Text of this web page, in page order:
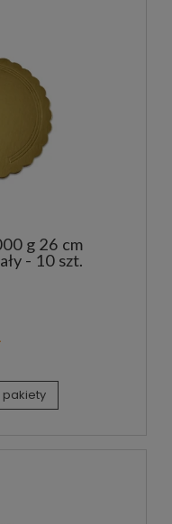
g 26 cm
- 10 szt.
pakiety